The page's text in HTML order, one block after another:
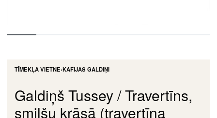
TĪMEKĻA VIETNE›KAFIJAS GALDIŅI
Galdiņš Tussey / Travertīns,
smilšu krāsā (travertīna